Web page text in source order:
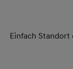
Einfach